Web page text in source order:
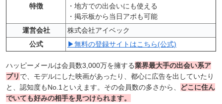
特徴
・地方での出会いにも使える
・掲示板から当日アポも可能
運営会社
株式会社アイベック
公式
▶無料の登録サイトはこちら(公式)
ハッピーメールは会員数3,000万を擁する業界最大手の出会い系ア
プリ で、モデルにした映画があったり、都心に広告を出していたり
と、認知度もNo.1といえます。その会員数の多さから、
どこに住ん
でいても好みの相手を見つけられます。